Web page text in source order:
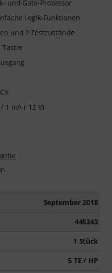
und Gate-Prozessor
Logik-Funktionen
und 2 Festzustände
Taster
1 mA (-12 V)
September 2018
445343
1 Stück
5 TE / HP